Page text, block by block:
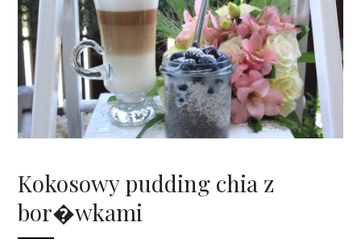
Kokosowy pudding chia z
bor�wkami